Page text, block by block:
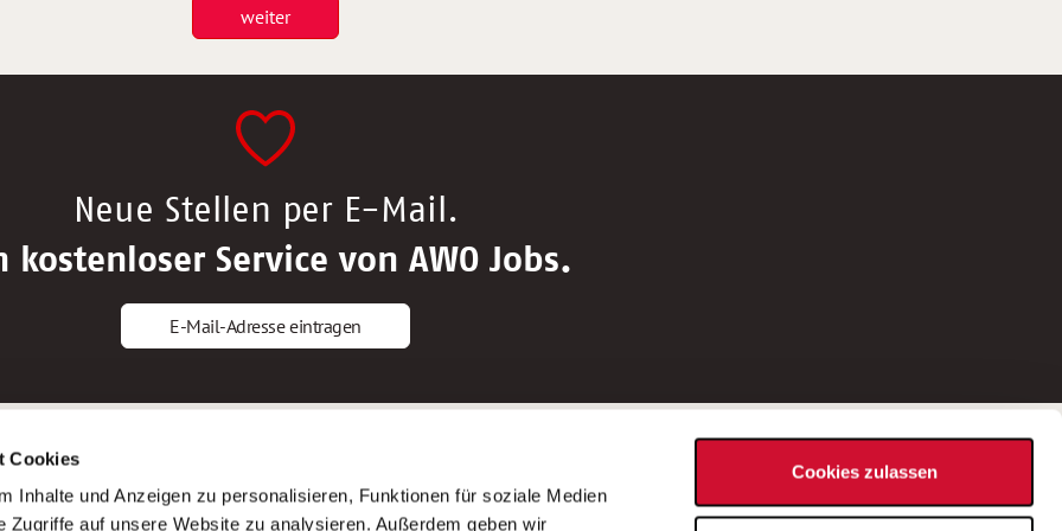
Cookies
Inhalte und Anzeigen zu personalisieren, Funktionen für soziale Medien
Zugriffe auf unsere Website zu analysieren. Außerdem geben wir
Cookies zulassen
weiter
Neue Stellen per E-Mail.
kostenloser Service von AWO Jobs.
E-Mail-Adresse eintragen
Altenpfleger*in
Krankenpfleger*in
AWO Gliederungen nach Bundesland
Stellenangebote nach Bundesländern